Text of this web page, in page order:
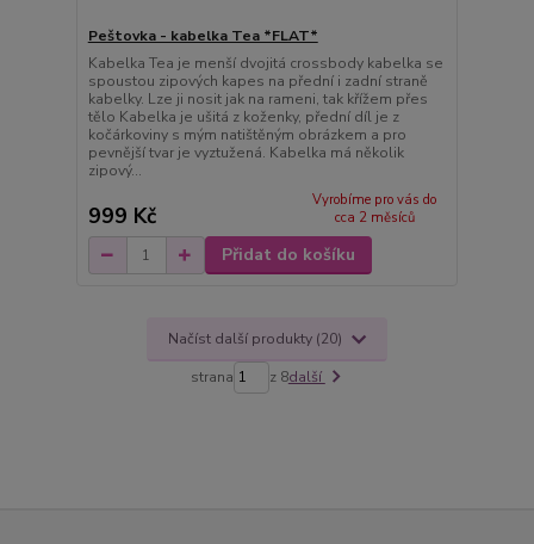
Peštovka - kabelka Tea *FLAT*
Kabelka Tea je menší dvojitá crossbody kabelka se
spoustou zipových kapes na přední i zadní straně
kabelky. Lze ji nosit jak na rameni, tak křížem přes
tělo Kabelka je ušitá z koženky, přední díl je z
kočárkoviny s mým natištěným obrázkem a pro
pevnější tvar je vyztužená. Kabelka má několik
zipový...
999 Kč
Vyrobíme pro vás do
cca 2 měsíců
Přidat do košíku
Načíst další produkty (20)
strana z 8další